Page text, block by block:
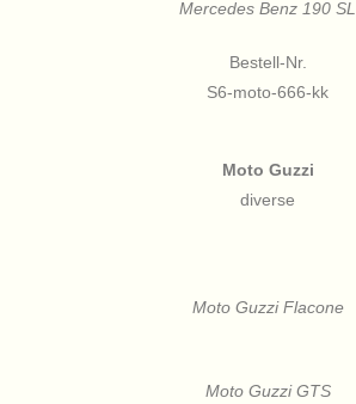
Mercedes Benz 190 SL
Bestell-Nr.
S6-moto-666-kk
Moto Guzzi
diverse
Moto Guzzi Flacone
Moto Guzzi GTS